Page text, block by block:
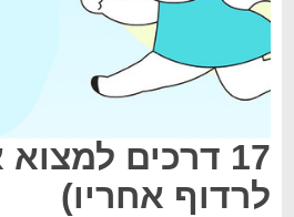
17 דרכים
לרדוף אחריו)